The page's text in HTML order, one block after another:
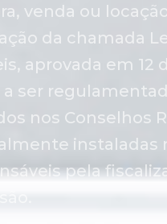
venda ou
da chamada
aprovada em 12
a ser
nos Conselhos
instaladas
pela